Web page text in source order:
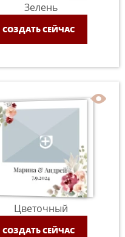
Зелень
СОЗДАТЬ СЕЙЧАС
Цветочный
СОЗДАТЬ СЕЙЧАС